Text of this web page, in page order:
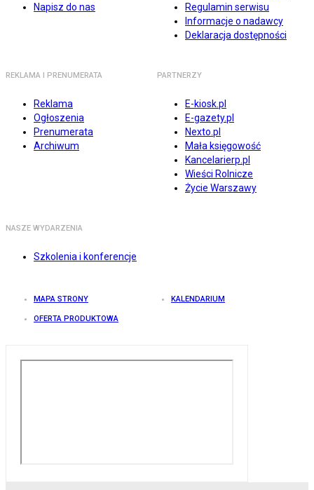
Napisz do nas
Regulamin serwisu
Informacje o nadawcy
Deklaracja dostępności
REKLAMA I PRENUMERATA
Reklama
Ogłoszenia
Prenumerata
Archiwum
PARTNERZY
E-kiosk.pl
E-gazety.pl
Nexto.pl
Mała księgowość
Kancelarierp.pl
Wieści Rolnicze
Życie Warszawy
NASZE WYDARZENIA
Szkolenia i konferencje
MAPA STRONY KALENDARIUM
OFERTA PRODUKTOWA